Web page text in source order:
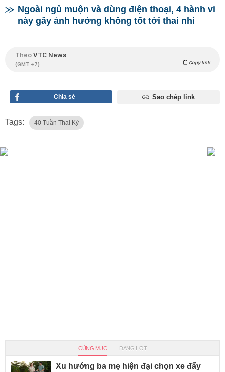
Ngoài ngủ muộn và dùng điện thoại, 4 hành vi
này gây ảnh hưởng không tốt tới thai nhi
TheoVTC News
(GMT +7) Copy link
Chia sẻ Sao chép link
Tags: 40 Tuần Thai Kỳ
CÙNG MỤC ĐANG HOT
Xu hướng ba mẹ hiện đại chọn xe đẩy